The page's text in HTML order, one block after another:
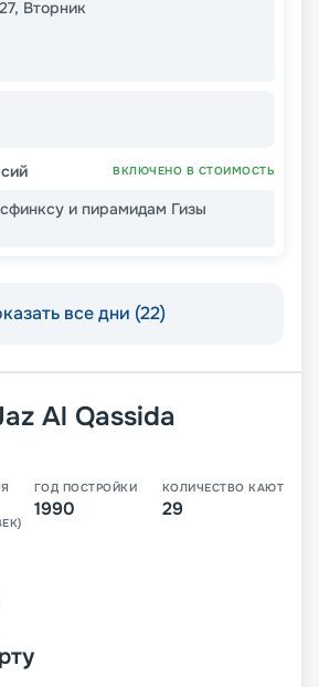
, Вторник
ВКЛЮЧЕНО В СТОИМОСТЬ
и пирамидам Гизы
все дни (22)
Al Qassida
ГОД ПОСТРОЙКИ
1990
КОЛИЧЕСТВО КАЮТ
29